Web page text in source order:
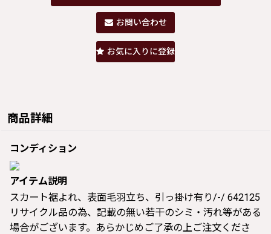
お問い合わせ
お気に入りに登録
商品詳細
コンディション
アイテム説明
スカート裾よれ、表面毛羽立ち、引っ掛け有り/-/ 642125
リサイクル品の為、記載の無い若干のシミ・汚れ等がある
場合がございます。あらかじめご了承の上ご注文くださ